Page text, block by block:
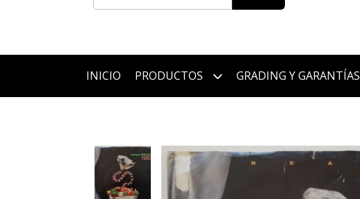
INICIO PRODUCTOS GRADING Y GARANTÍAS